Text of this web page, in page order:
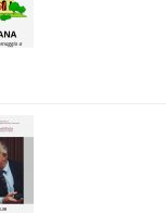
Denise Scott Brown
of their Philosophy and Projects